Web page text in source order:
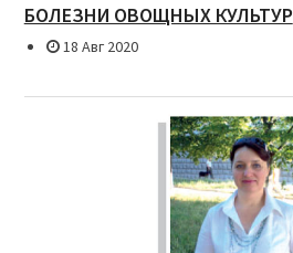
БОЛЕЗНИ ОВОЩНЫХ КУЛЬТУР
18 Авг 2020